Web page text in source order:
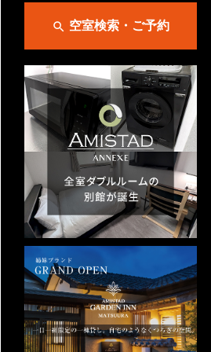
 空室検索・ご予約